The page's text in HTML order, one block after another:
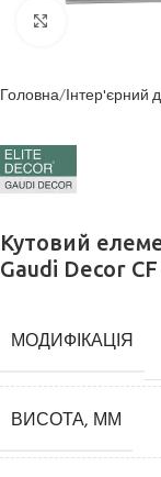
Головна Інтер'єрний
Кутовий
Gaudi Decor
МОДИФІКАЦІЯ
ВИСОТА, ММ